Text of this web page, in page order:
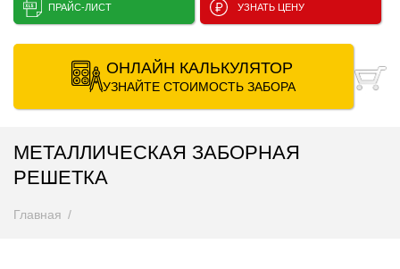
ПРАЙС-ЛИСТ УЗНАТЬ ЦЕНУ
ОНЛАЙН КАЛЬКУЛЯТОР
УЗНАЙТЕ СТОИМОСТЬ ЗАБОРА
МЕТАЛЛИЧЕСКАЯ ЗАБОРНАЯ
РЕШЕТКА
Главная